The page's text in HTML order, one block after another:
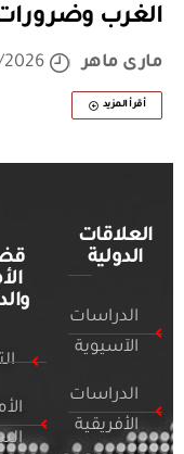
الغرب وضرورات
مارى ماهر 2026
أقرأ المزيد
العلاقات
الدولية
الدراسات
الآسيوية
الدراسات
الأفريقية